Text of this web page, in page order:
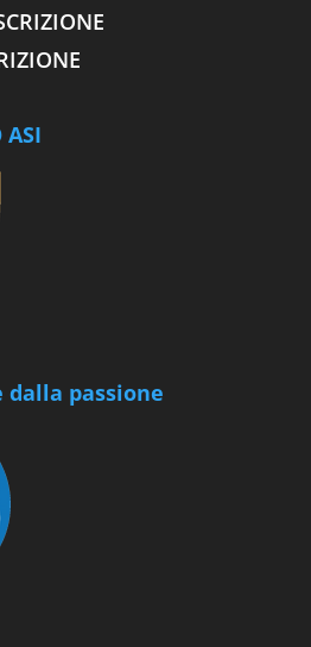
ASI
dalla passione